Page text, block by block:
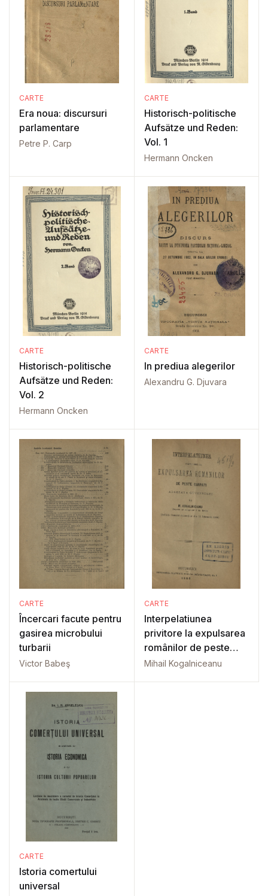
CARTE
Era noua: discursuri
parlamentare
Petre P. Carp
CARTE
Historisch-politische
Aufsätze und Reden:
Vol. 1
Hermann Oncken
CARTE
Historisch-politische
Aufsätze und Reden:
Vol. 2
Hermann Oncken
CARTE
In prediua alegerilor
Alexandru G. Djuvara
CARTE
Încercari facute pentru
gasirea microbului
turbarii
Victor Babeş
CARTE
Interpelatiunea
privitore la expulsarea
românilor de peste
Carpati
Mihail Kogalniceanu
CARTE
Istoria comertului
universal